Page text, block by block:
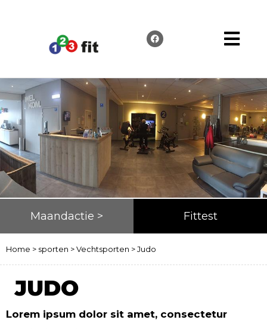
Maandactie > Fittest
Home > sporten >Vechtsporten >Judo
JUDO
Lorem ipsum dolor sit amet, consectetur